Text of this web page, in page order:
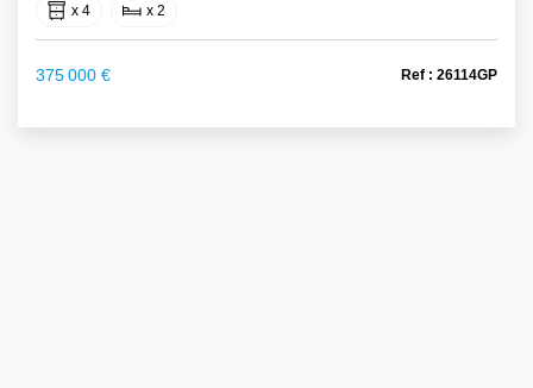
x 4 x 2
375 000 € Ref : 26114GP